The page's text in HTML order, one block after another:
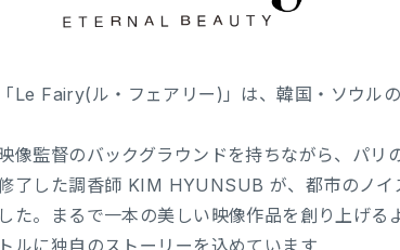
「Le Fairy(ル・フェアリー)」は、韓国・ソウル
像監督のバックグラウンドを持ちながら、パ
了した調香師 KIM HYUNSUB が、都市のノイ
した。まるで一本の美しい映像作品を創り上げ
トルに独自のストーリーを込めています